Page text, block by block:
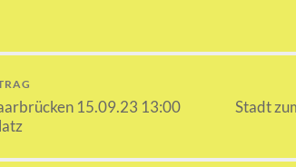
15.09.23 13:00
Stadt